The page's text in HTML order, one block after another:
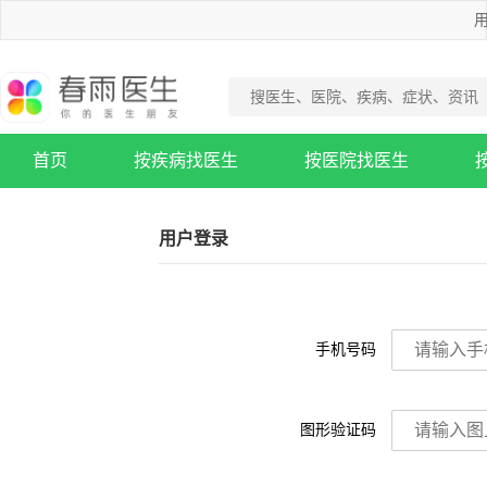
首页 按疾病找医生 按医院找医生
用户登录
手机号码
图形验证码